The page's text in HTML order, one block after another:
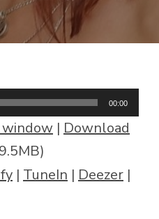
–
00:00
window | Download
| TuneIn | Deezer |